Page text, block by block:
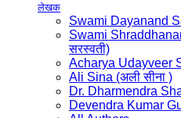
लेखक
Swami Dayanand
Swami
सरस्वती)
Acharya Udayveer
Ali Sina (अली सीना )
Dr. Dharmendra
Devendra Kumar